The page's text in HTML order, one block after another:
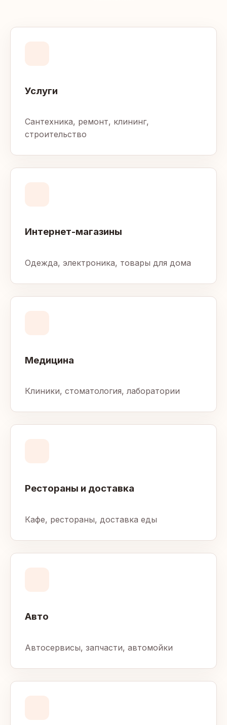
Услуги
Сантехника, ремонт, клининг,
строительство
Интернет-магазины
Одежда, электроника, товары для дома
Медицина
Клиники, стоматология, лаборатории
Рестораны и доставка
Кафе, рестораны, доставка еды
Авто
Автосервисы, запчасти, автомойки